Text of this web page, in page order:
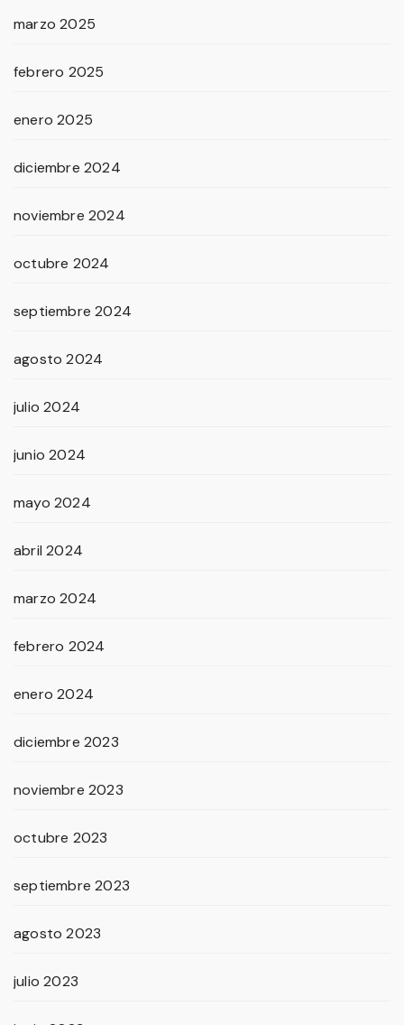
marzo 2025
febrero 2025
enero 2025
diciembre 2024
noviembre 2024
octubre 2024
septiembre 2024
agosto 2024
julio 2024
junio 2024
mayo 2024
abril 2024
marzo 2024
febrero 2024
enero 2024
diciembre 2023
noviembre 2023
octubre 2023
septiembre 2023
agosto 2023
julio 2023